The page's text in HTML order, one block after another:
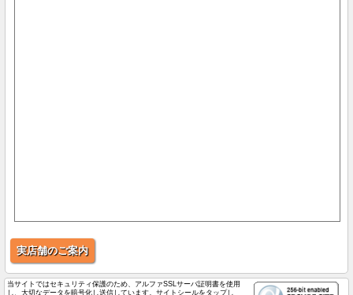
実店舗のご案内
当サイトではセキュリティ保護のため、アルファSSLサーバ証明書を使用
し、大切なデータを暗号化し送信しています。サイトシールをタップし